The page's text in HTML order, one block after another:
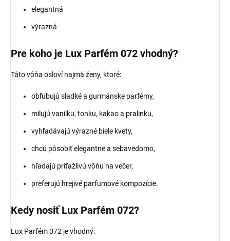
elegantná
výrazná
Pre koho je Lux Parfém 072 vhodný?
Táto vôňa osloví najmä ženy, ktoré:
obľubujú sladké a gurmánske parfémy,
milujú vanilku, tonku, kakao a pralinku,
vyhľadávajú výrazné biele kvety,
chcú pôsobiť elegantne a sebavedomo,
hľadajú príťažlivú vôňu na večer,
preferujú hrejivé parfumové kompozície.
Kedy nosiť Lux Parfém 072?
Lux Parfém 072 je vhodný: